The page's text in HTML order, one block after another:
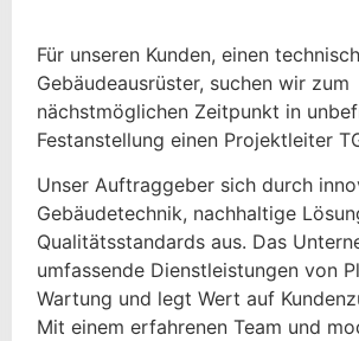
Für unseren Kunden, einen
Gebäudeausrüster, suchen wir zum
nächstmöglichen Zeitpunkt in
Festanstellung einen Projektleiter
Unser Auftraggeber sich durch
Gebäudetechnik, nachhaltige
Qualitätsstandards aus. Das
umfassende Dienstleistungen von
Wartung und legt Wert auf
Mit einem erfahrenen Team und